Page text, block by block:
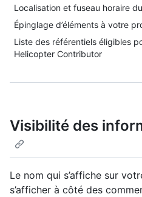
Localisation et fuseau horaire
Épinglage d’éléments à votre
Liste des référentiels éligibles
Helicopter Contributor
Visibilité des
Le nom qui s’affiche sur
s’afficher à côté des